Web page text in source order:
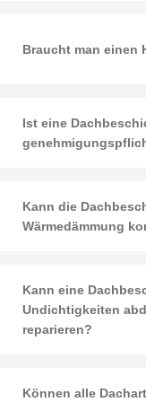
Braucht man einen
Ist eine
Kann die
Wärmedämmung
Kann eine
Undichtigkeiten
reparieren?
Können alle